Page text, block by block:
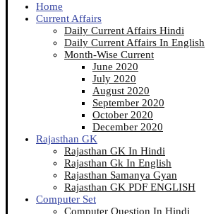
Home
Current Affairs
Daily Current Affairs Hindi
Daily Current Affairs In English
Month-Wise Current
June 2020
July 2020
August 2020
September 2020
October 2020
December 2020
Rajasthan GK
Rajasthan GK In Hindi
Rajasthan Gk In English
Rajasthan Samanya Gyan
Rajasthan GK PDF ENGLISH
Computer Set
Computer Question In Hindi